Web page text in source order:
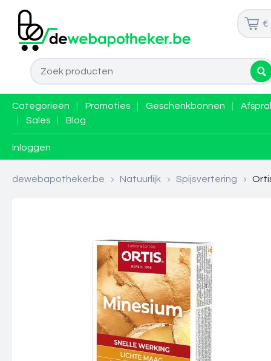
€
Categorieën Promoties Geschenkbonnen
Sales Blog
Inloggen
dewebapotheker.be > Natuurlijk > Spijsvertering >